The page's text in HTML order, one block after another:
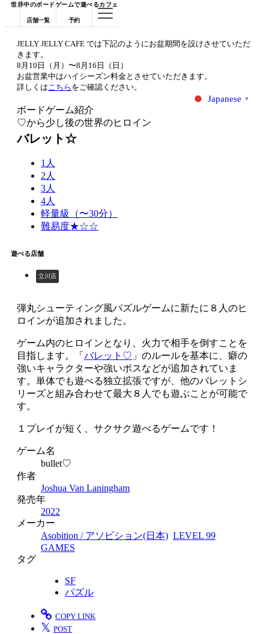
世界中のボードゲームで遊べるカフェ
店舗一覧 予約
JELLY JELLY CAFE では下記のようにお盆期間を設けさせていただ
きます。
8月10日（月）〜8月16日（日）
お盆営業中はハイシーズン料金とさせていただきます。
詳しくはこちら をご確認ください。
Japanese ▼
ボードゲーム紹介
♡から少し後の世界のヒロイン
バレット☆
1人
2人
3人
4人
軽量級（〜30分）
難易度★☆☆
遊べる店舗
立川店
弾丸シューティング風パズルゲームに新たに８人のヒ
ロインが追加されました。
ゲーム内のヒロインとなり、火力で相手を倒すことを
目指します。「 バレット♡ 」のルールを基本に、癖の
強いキャラクターや強いボスなどが追加されていま
す。単体でも遊べる独立拡張ですが、他のバレットシ
リーズと組み合わせて最大８人でも遊ぶことが可能で
す。
１プレイが短く、サクサク遊べるゲームです！
ゲーム名
bullet♡
作者
Joshua Van Laningham
発売年
2022
メーカー
Asobition / アソビション(日本) LEVEL 99
GAMES
タグ
SF
パズル
COPY LINK
𝕏 POST